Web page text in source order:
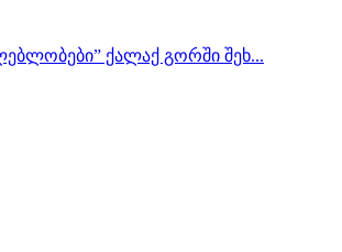
ქალაქ გორში შეხ...